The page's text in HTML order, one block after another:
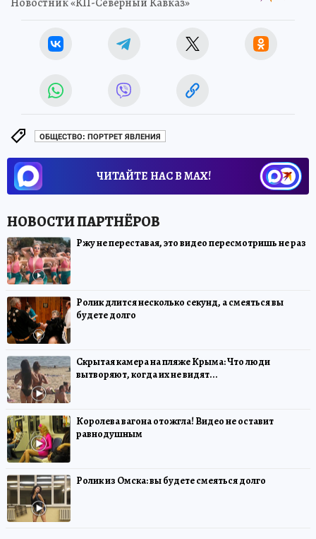
Новостник «КП-Северный Кавказ»
ОБЩЕСТВО: ПОРТРЕТ ЯВЛЕНИЯ
ЧИТАЙТЕ НАС В МАХ!
Ржу не переставая, это видео пересмотришь не раз
Ролик длится несколько секунд, а смеяться вы
будете долго
Скрытая камера на пляже Крыма: Что люди
вытворяют, когда их не видят...
Королева вагона отожгла! Видео не оставит
равнодушным
Ролик из Омска: вы будете смеяться долго